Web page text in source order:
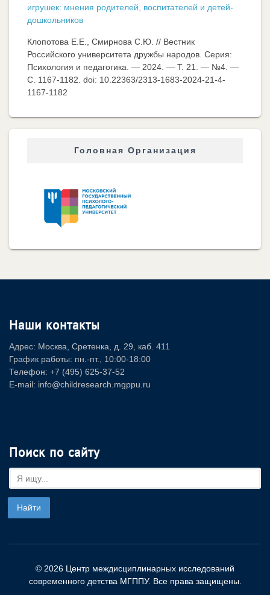
игрушек: мнения родителей, воспитателей и детей-
дошкольников
Клопотова Е.Е., Смирнова С.Ю. // Вестник
Российского университета дружбы народов. Серия:
Психология и педагогика. — 2024. — Т. 21. — №4. —
C. 1167-1182. doi: 10.22363/2313-1683-2024-21-4-
1167-1182
Головная Организация
Наши контакты
Адрес: Москва, Сретенка, д. 29, каб. 411
График работы: пн.-пт., 10:00-18:00
Телефон: +7 (495) 625-37-52
E-mail: info@childresearch.mgppu.ru
Поиск по сайту
© 2026 Центр междисциплинарных исследований
современного детства МГППУ. Все права защищены.